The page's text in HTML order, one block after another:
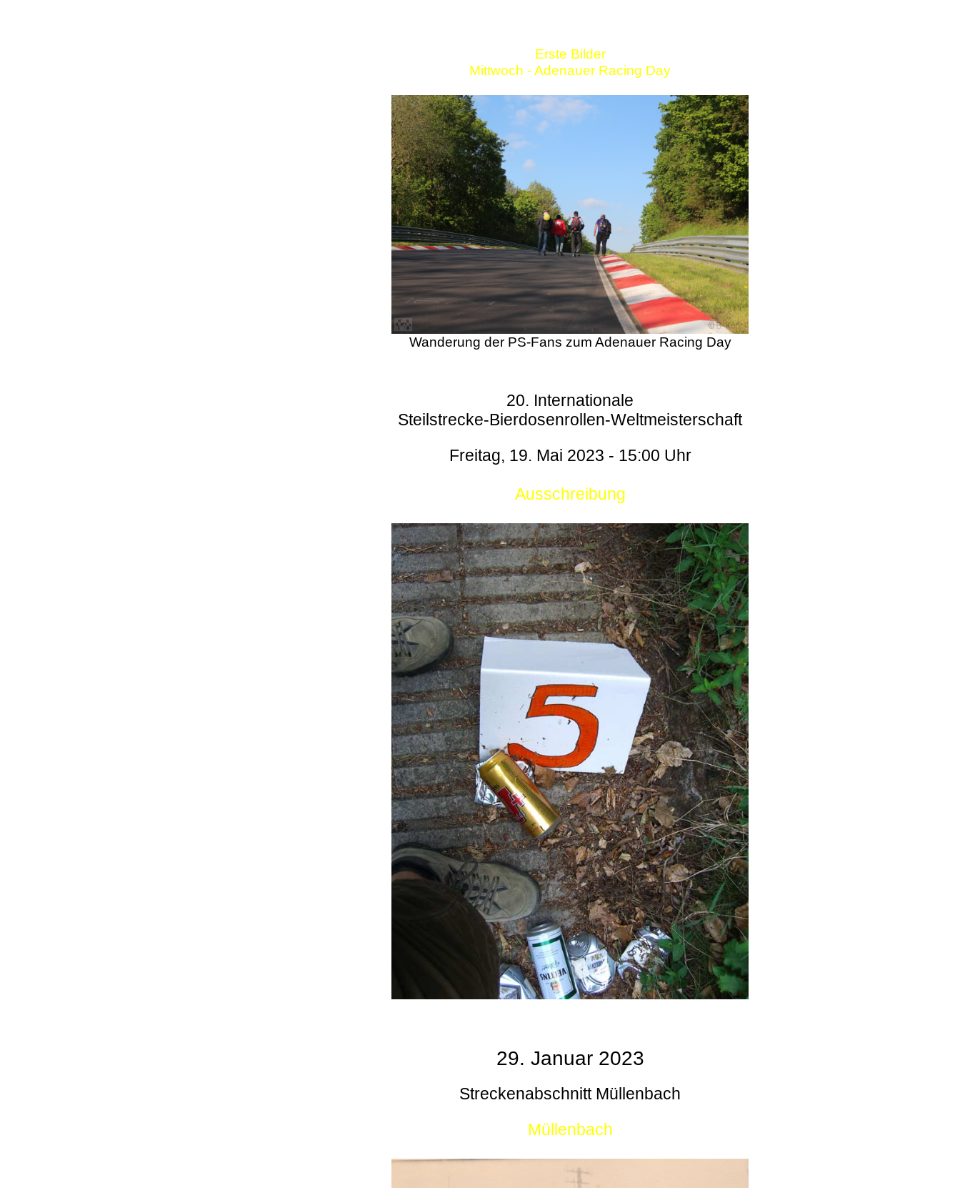
Erste Bilder
Mittwoch - Adenauer Racing Day
Wanderung der PS-Fans zum Adenauer Racing Day
20. Internationale
Steilstrecke-Bierdosenrollen-Weltmeisterschaft
Freitag, 19. Mai 2023 - 15:00 Uhr
Ausschreibung
29. Januar 2023
Streckenabschnitt Müllenbach
Müllenbach